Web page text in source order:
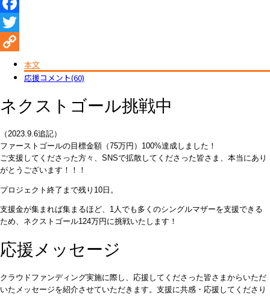
Facebook
Twitter
Copy
本文
応援コメント(60)
ネクストゴール挑戦中
（2023.9.6追記）
ファーストゴールの目標金額（75万円）100%達成しました！
ご支援してくださった方々、SNSで拡散してくださった皆さま、本当にあり
がとうございます！！！
プロジェクト終了まで残り10日。
支援金が集まれば集まるほど、1人でも多くのシングルマザーを支援できる
ため、ネクストゴール124万円に挑戦いたします！
応援メッセージ
クラウドファンディング実施に際し、応援してくださった皆さまからいただ
いたメッセージを紹介させていただきます。支援に共感・応援してくださり